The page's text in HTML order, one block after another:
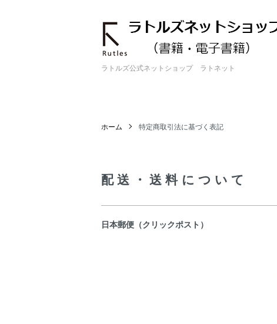
ラトルズ公式ネットショップ ラトネット
ホーム 特定商取引法に基づく表記
配送・送料について
日本郵便（クリックポスト）